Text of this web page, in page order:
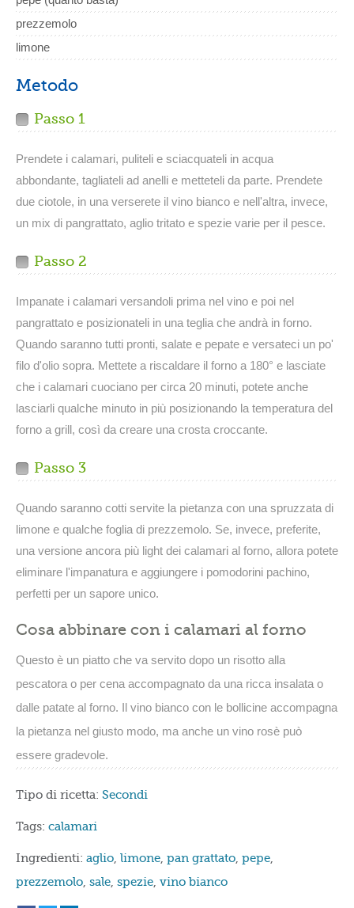
prezzemolo
limone
Metodo
Passo 1
Prendete i calamari, puliteli e sciacquateli in acqua
abbondante, tagliateli ad anelli e metteteli da parte. Prendete
due ciotole, in una verserete il vino bianco e nell'altra, invece,
un mix di pangrattato, aglio tritato e spezie varie per il pesce.
Passo 2
Impanate i calamari versandoli prima nel vino e poi nel
pangrattato e posizionateli in una teglia che andrà in forno.
Quando saranno tutti pronti, salate e pepate e versateci un po'
filo d'olio sopra. Mettete a riscaldare il forno a 180° e lasciate
che i calamari cuociano per circa 20 minuti, potete anche
lasciarli qualche minuto in più posizionando la temperatura del
forno a grill, così da creare una crosta croccante.
Passo 3
Quando saranno cotti servite la pietanza con una spruzzata di
limone e qualche foglia di prezzemolo. Se, invece, preferite,
una versione ancora più light dei calamari al forno, allora potete
eliminare l'impanatura e aggiungere i pomodorini pachino,
perfetti per un sapore unico.
Cosa abbinare con i calamari al forno
Questo è un piatto che va servito dopo un risotto alla
pescatora o per cena accompagnato da una ricca insalata o
dalle patate al forno. Il vino bianco con le bollicine accompagna
la pietanza nel giusto modo, ma anche un vino rosè può
essere gradevole.
Tipo di ricetta: Secondi
Tags: calamari
Ingredienti: aglio, limone, pan grattato, pepe,
prezzemolo, sale, spezie, vino bianco